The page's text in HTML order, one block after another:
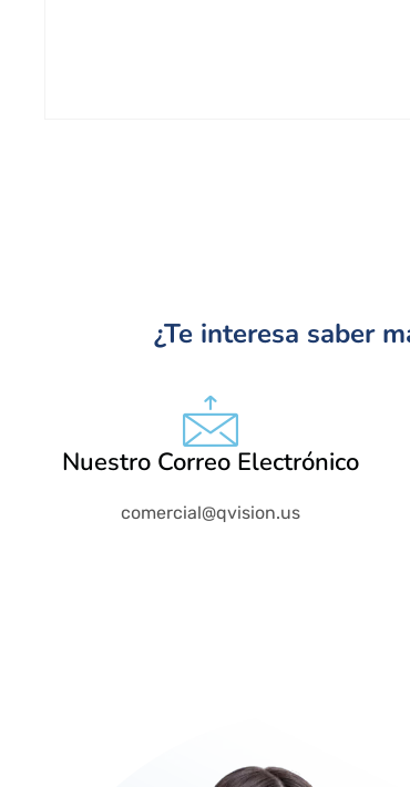
¿Te interesa saber
Nuestro Correo Electrónico
comercial@qvision.us